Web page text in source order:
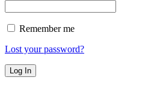
Remember me
Lost your password?